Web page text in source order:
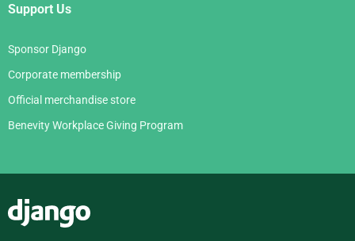
Support Us
Sponsor Django
Corporate membership
Official merchandise store
Benevity Workplace Giving Program